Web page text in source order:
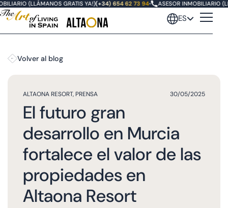
(LLÁMANOS GRATIS YA!)(+34) 654 62 73 94• ASESOR INMOBILIARIO
ES
Volver al blog
ALTAONA RESORT, PRENSA 30/05/2025
El futuro gran
desarrollo en Murcia
fortalece el valor de las
propiedades en
Altaona Resort